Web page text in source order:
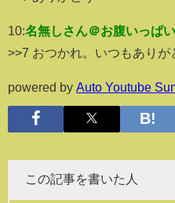
10:名無しさん＠お腹いっぱい
>>7 おつかれ。いつもありが
powered by Auto Youtube
この記事を書いた人